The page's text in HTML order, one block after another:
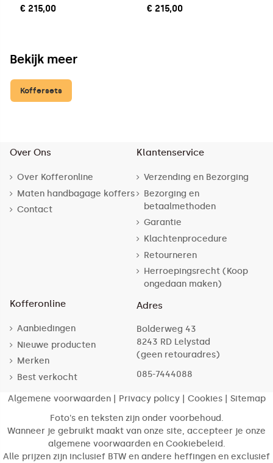
€ 215,00 € 215,00
Bekijk meer
Koffersets
Over Ons
Over Kofferonline
Maten handbagage koffers
Contact
Klantenservice
Verzending en Bezorging
Bezorging en
betaalmethoden
Garantie
Klachtenprocedure
Retourneren
Herroepingsrecht (Koop
ongedaan maken)
Kofferonline
Aanbiedingen
Nieuwe producten
Merken
Best verkocht
Adres
Bolderweg 43
8243 RD Lelystad
(geen retouradres)
085-7444088
Algemene voorwaarden| Privacy policy| Cookies| Sitemap
Foto's en teksten zijn onder voorbehoud.
Wanneer je gebruikt maakt van onze site, accepteer je onze
algemene voorwaarden en Cookiebeleid.
Alle prijzen zijn inclusief BTW en andere heffingen en exclusief